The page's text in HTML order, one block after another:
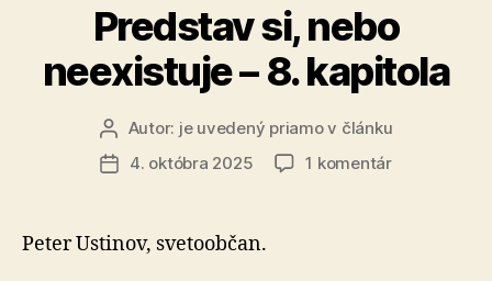
Predstav si, nebo
neexistuje – 8. kapitola
Autor
článku
Autor: je uvedený priamo v článku
Dátum
4. októbra 2025 1 komentárna
Peter Ustinov, svetoobčan.